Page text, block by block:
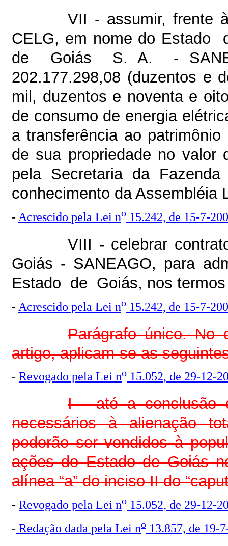
VII - assumir, frente
CELG, em nome do
de Goiás S. A. -
202.177.298,08 (duzentos e
mil, duzentos e noventa e
de consumo de energia
a transferência ao
de sua propriedade no valor
pela Secretaria da
conhecimento da Assembléia
- Acrescido pela Lei no 15.242, de 15-7-
VIII - celebrar
Goiás - SANEAGO, para
Estado de Goiás, nos
- Acrescido pela Lei no 15.242, de 15-7-
Parágrafo único. No
artigo, aplicam-se as
- Revogado pela Lei no 15.052, de 29-12-
I - até a conclusão
necessários à alienação
poderão ser vendidos à
ações do Estado de Goiás
alínea “a” do inciso II do
- Revogado pela Lei no 15.052, de 29-12-
- Redação dada pela Lei no 13.857, de 19-